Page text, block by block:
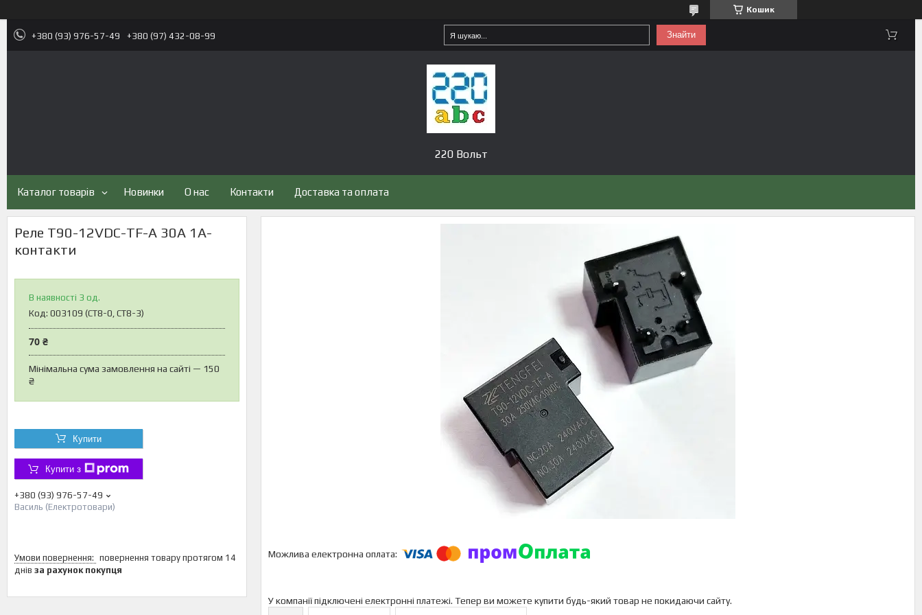
Кошик
+380 (93) 976-57-49 +380 (97) 432-08-99 Знайти
220 Вольт
Каталог товарів Новинки О нас Контакти Доставка та оплата
Реле T90-12VDC-TF-A 30A 1A-
контакти
В наявності 3 од.
Код: 003109 (CT8-0, CT8-3)
70 ₴
Мінімальна сума замовлення на сайті — 150
₴
Купити
Купити з
+380 (93) 976-57-49
Василь (Електротовари)
повернення товару протягом 14
днів за рахунок покупця
У компанії підключені електронні платежі. Тепер ви можете купити будь-який товар не покидаючи сайту.